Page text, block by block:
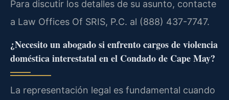
Para discutir los detalles de su asunto, contacte
a Law Offices Of SRIS, P.C. al (888) 437-7747.
¿Necesito un abogado si enfrento cargos de violencia
doméstica interestatal en el Condado de Cape May?
La representación legal es fundamental cuando